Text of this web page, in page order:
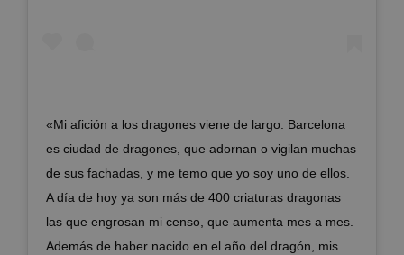
«Mi afición a los dragones viene de largo. Barcelona
es ciudad de dragones, que adornan o vigilan muchas
de sus fachadas, y me temo que yo soy uno de ellos.
A día de hoy ya son más de 400 criaturas dragonas
las que engrosan mi censo, que aumenta mes a mes.
Además de haber nacido en el año del dragón, mis